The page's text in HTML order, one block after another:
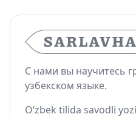
С нами вы научитесь
узбекском языке.
O‘zbek tilida savodli